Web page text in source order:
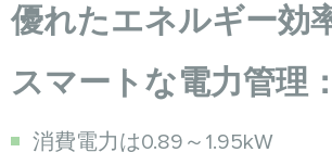
優れたエネルギー効
スマートな電力管理：
消費電力は0.89～1.95kW